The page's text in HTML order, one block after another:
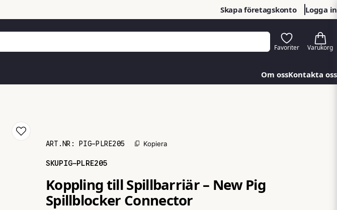
Skapa företagskonto Logga in
Om ossKontakta oss
ART.NR:PIG-PLRE205 Kopiera
SKUPIG-PLRE205
Koppling till Spillbarriär – New Pig
Spillblocker Connector